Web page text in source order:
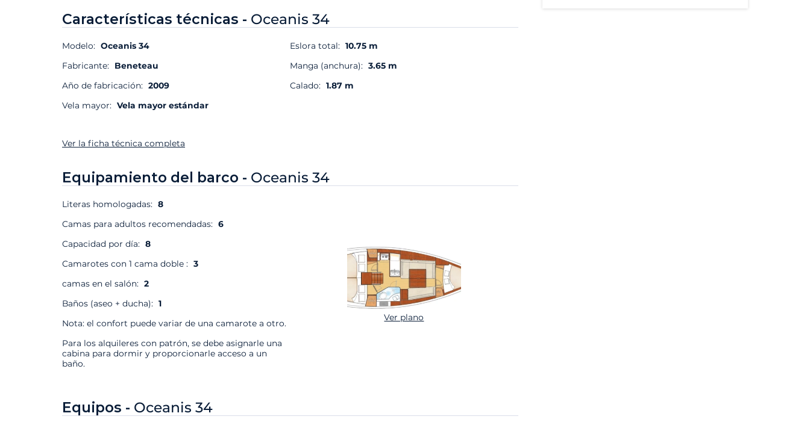
Características técnicas - Oceanis 34
Modelo: Oceanis 34
Fabricante: Beneteau
Año de fabricación: 2009
Vela mayor: Vela mayor estándar
Eslora total: 10.75 m
Manga (anchura): 3.65 m
Calado: 1.87 m
Ver la ficha técnica completa
Equipamiento del barco - Oceanis 34
Literas homologadas: 8
Camas para adultos recomendadas: 6
Capacidad por día: 8
Camarotes con 1 cama doble : 3
camas en el salón: 2
Baños (aseo + ducha): 1
Nota: el confort puede variar de una camarote a otro.
Para los alquileres con patrón, se debe asignarle una
cabina para dormir y proporcionarle acceso a un
baño.
Ver plano
Equipos - Oceanis 34